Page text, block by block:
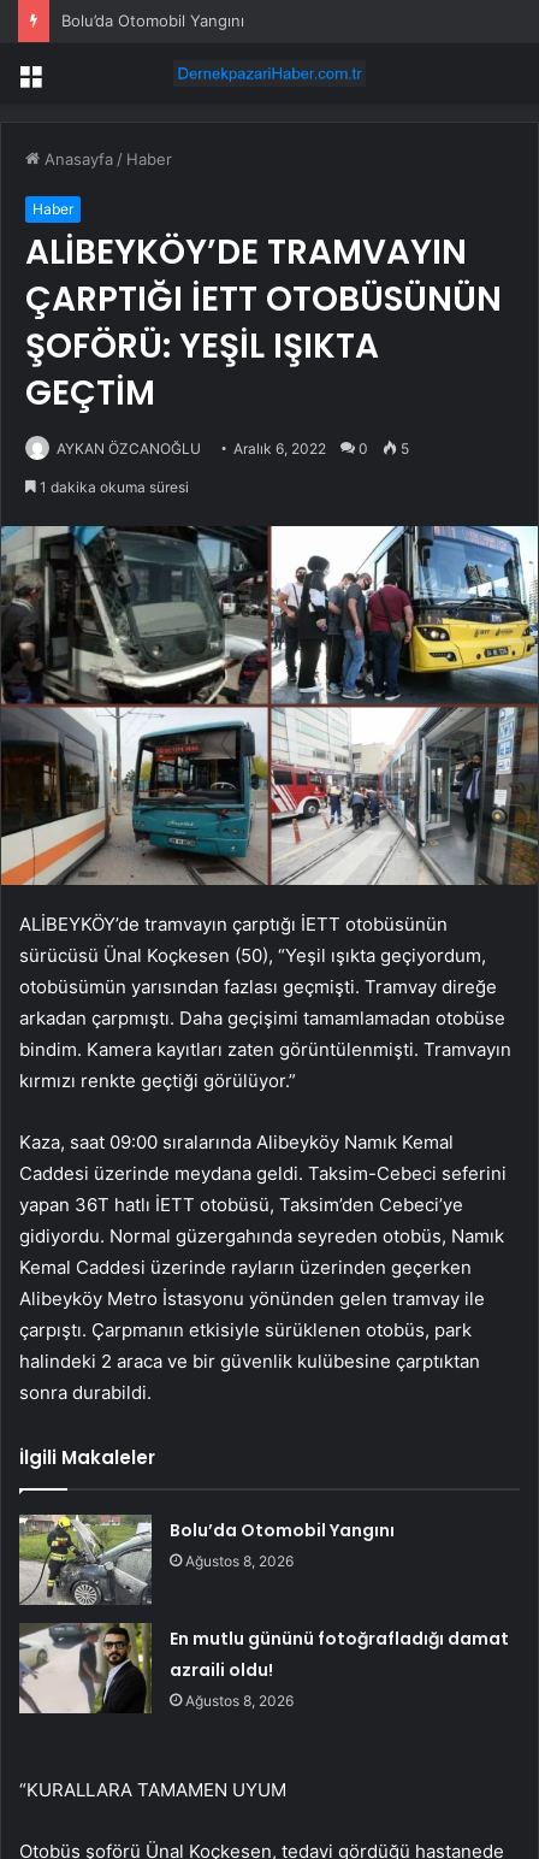
Bolu’da Otomobil Yangını
Menü
Anasayfa / Haber
Haber
ALİBEYKÖY’DE TRAMVAYIN
ÇARPTIĞI İETT OTOBÜSÜNÜN
ŞOFÖRÜ: YEŞİL IŞIKTA
GEÇTİM
AYKAN ÖZCANOĞLU Aralık 6, 2022 0 5
1 dakika okuma süresi
ALİBEYKÖY’de tramvayın çarptığı İETT otobüsünün
sürücüsü Ünal Koçkesen (50), “Yeşil ışıkta geçiyordum,
otobüsümün yarısından fazlası geçmişti. Tramvay direğe
arkadan çarpmıştı. Daha geçişimi tamamlamadan otobüse
bindim. Kamera kayıtları zaten görüntülenmişti. Tramvayın
kırmızı renkte geçtiği görülüyor.”
Kaza, saat 09:00 sıralarında Alibeyköy Namık Kemal
Caddesi üzerinde meydana geldi. Taksim-Cebeci seferini
yapan 36T hatlı İETT otobüsü, Taksim’den Cebeci’ye
gidiyordu. Normal güzergahında seyreden otobüs, Namık
Kemal Caddesi üzerinde rayların üzerinden geçerken
Alibeyköy Metro İstasyonu yönünden gelen tramvay ile
çarpıştı. Çarpmanın etkisiyle sürüklenen otobüs, park
halindeki 2 araca ve bir güvenlik kulübesine çarptıktan
sonra durabildi.
İlgili Makaleler
Bolu’da Otomobil Yangını
Ağustos 8, 2026
En mutlu gününü fotoğrafladığı damat
azraili oldu!
Ağustos 8, 2026
“KURALLARA TAMAMEN UYUM
Otobüs şoförü Ünal Koçkesen, tedavi gördüğü hastanede